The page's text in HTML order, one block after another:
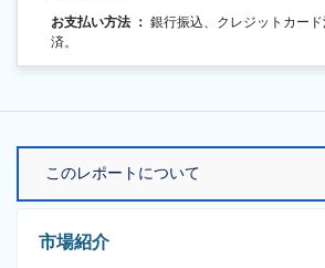
お支払い方法 ： 銀行振込、クレジットカー
済。
市場紹介